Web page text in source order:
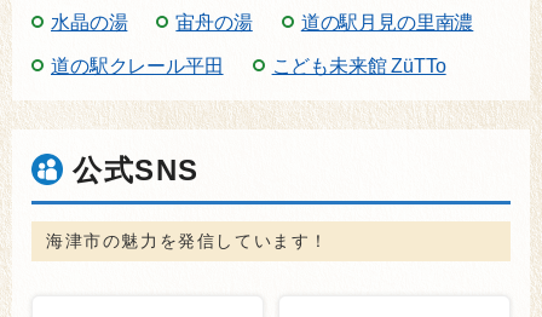
水晶の湯 宙舟の湯 道の駅月見の里南濃
道の駅クレール平田 こども未来館 ZüTTo
公式SNS
海津市の魅力を発信しています！